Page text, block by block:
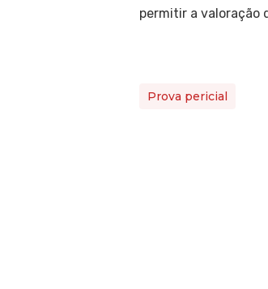
permitir a valoração
Prova pericial